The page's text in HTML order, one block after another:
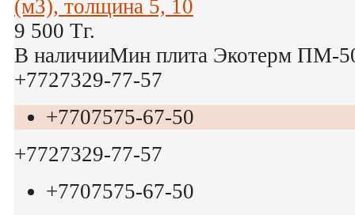
9 500 Тг.
В наличииМин плита Экотерм ПМ-
+7727329-77-57
+7707575-67-50
+7727329-77-57
+7707575-67-50